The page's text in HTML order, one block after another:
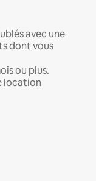
avec une
dont vous
ou plus.
location